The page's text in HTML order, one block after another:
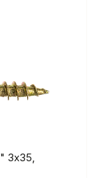
3х35,